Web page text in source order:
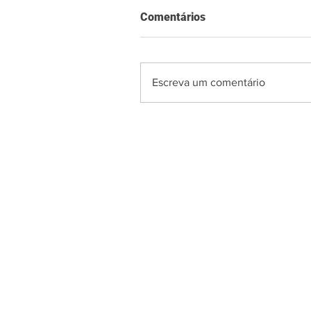
Comentários
Escreva um comentário